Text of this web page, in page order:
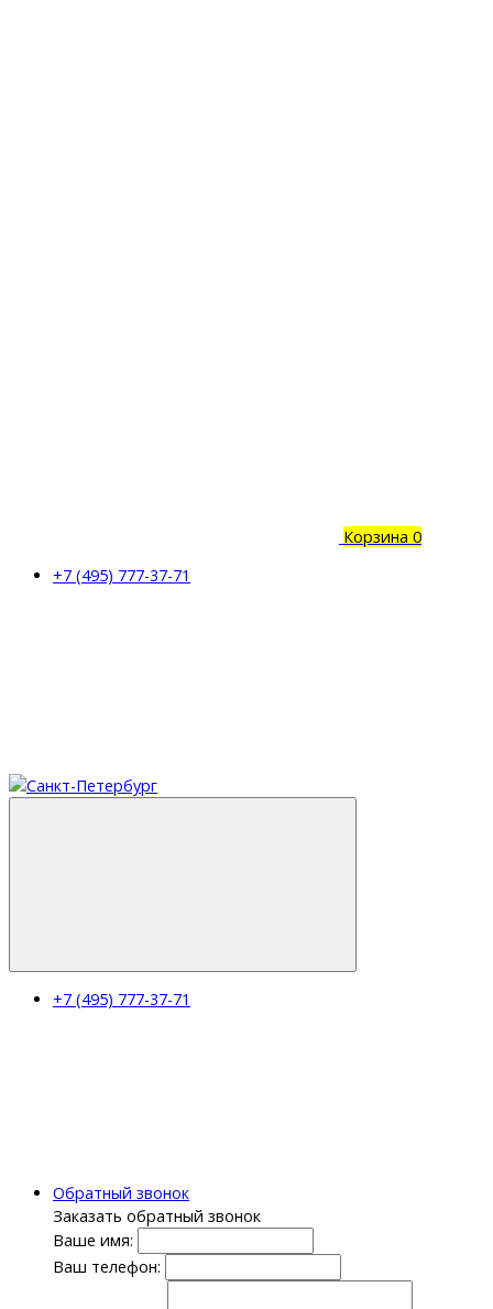
Корзина 0
+7 (495) 777-37-71
+7 (495) 777-37-71
Обратный звонок
Заказать обратный звонок
Ваше имя:
Ваш телефон: